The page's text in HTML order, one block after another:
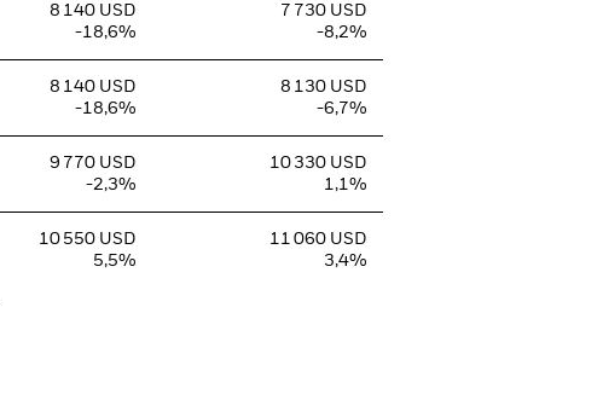
8 140 USD
-18,6%
7 730 USD
-8,2%
8 140 USD
-18,6%
8 130 USD
-6,7%
9 770 USD
-2,3%
10 330 USD
1,1%
10 550 USD
5,5%
11 060 USD
3,4%